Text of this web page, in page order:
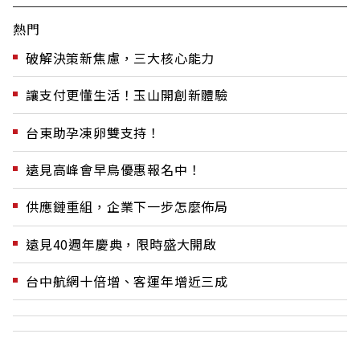
熱門
破解決策新焦慮，三大核心能力
讓支付更懂生活！玉山開創新體驗
台東助孕凍卵雙支持！
遠見高峰會早鳥優惠報名中！
供應鏈重組，企業下一步怎麼佈局
遠見40週年慶典，限時盛大開啟
台中航網十倍增、客運年增近三成